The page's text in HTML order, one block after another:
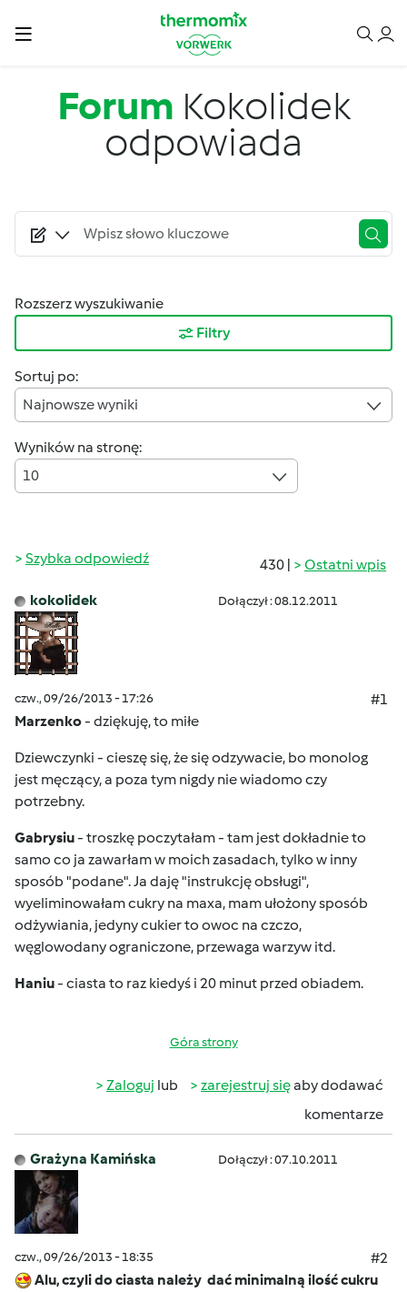
Forum Kokolidek
odpowiada
Rozszerz wyszukiwanie
Filtry
Sortuj po:
Najnowsze wyniki
Wyników na stronę:
10
430 | Ostatni wpis
Szybka odpowiedź
kokolidek Dołączył : 08.12.2011
czw., 09/26/2013 - 17:26
#1
Marzenko- dziękuję, to miłe
Dziewczynki - cieszę się, że się odzywacie, bo monolog
jest męczący, a poza tym nigdy nie wiadomo czy
potrzebny.
Gabrysiu- troszkę poczytałam - tam jest dokładnie to
samo co ja zawarłam w moich zasadach, tylko w inny
sposób "podane". Ja daję "instrukcję obsługi",
wyeliminowałam cukry na maxa, mam ułożony sposób
odżywiania, jedyny cukier to owoc na czczo,
węglowodany ograniczone, przewaga warzyw itd.
Haniu- ciasta to raz kiedyś i 20 minut przed obiadem.
Góra strony
Zaloguj lub zarejestruj sięaby dodawać
komentarze
Grażyna Kamińska Dołączył : 07.10.2011
czw., 09/26/2013 - 18:35
#2
Alu, czyli do ciasta należy dać minimalną ilość cukru